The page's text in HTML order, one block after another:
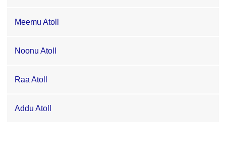
Meemu Atoll
Noonu Atoll
Raa Atoll
Addu Atoll